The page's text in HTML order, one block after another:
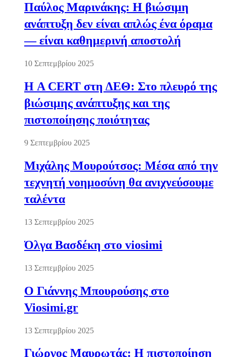
Παύλος Μαρινάκης: Η βιώσιμη
ανάπτυξη δεν είναι απλώς ένα όραμα
— είναι καθημερινή αποστολή
10 Σεπτεμβρίου 2025
Η A CERT στη ΔΕΘ: Στο πλευρό της
βιώσιμης ανάπτυξης και της
πιστοποίησης ποιότητας
9 Σεπτεμβρίου 2025
Μιχάλης Μουρούτσος: Μέσα από την
τεχνητή νοημοσύνη θα ανιχνεύσουμε
ταλέντα
13 Σεπτεμβρίου 2025
Όλγα Βασδέκη στο viosimi
13 Σεπτεμβρίου 2025
Ο Γιάννης Μπουρούσης στο
Viosimi.gr
13 Σεπτεμβρίου 2025
Γιώργος Μαυρωτάς: Η πιστοποίηση